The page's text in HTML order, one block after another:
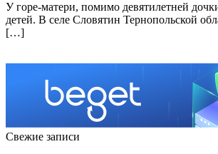
У горе-матери, помимо девятилетней
детей. В селе Словятин Тернопольской
[…]
Свежие записи